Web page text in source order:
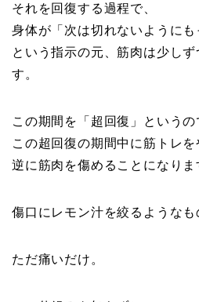
それを回復する過程で、
身体が「次は切れないようにも
という指示の元、筋肉は少し
す。
この期間を「超回復」というの
この超回復の期間中に筋トレを
逆に筋肉を傷めることになりま
傷口にレモン汁を絞るようなも
ただ痛いだけ。